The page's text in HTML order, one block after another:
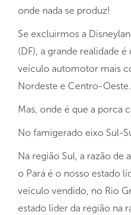
onde nada se produz!
Se excluirmos a
(DF), a grande realidade
veículo automotor mais
Nordeste e Centro-Oeste.
Mas, onde é que a porca
No famigerado eixo Sul-
Na região Sul, a razão de
o Pará é o nosso estado
veículo vendido, no Rio
estado líder da região na